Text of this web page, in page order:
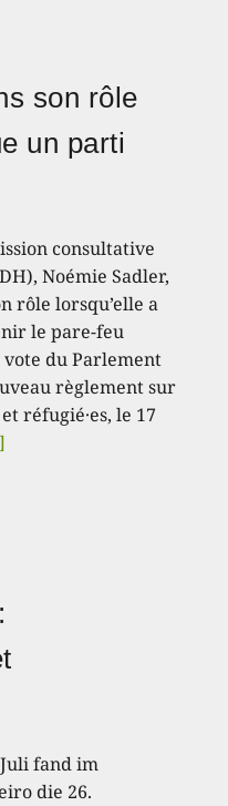
son rôle
un parti
consultative
Noémie Sadler,
rôle lorsqu’elle a
le pare-feu
du Parlement
règlement sur
réfugié·es, le 17
fand im
die 26.